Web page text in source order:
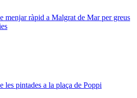
menjar ràpid a Malgrat de Mar per greus
les pintades a la plaça de Poppi